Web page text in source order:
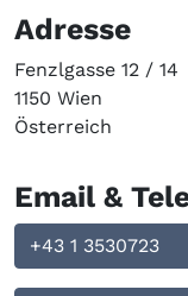
Adresse
Fenzlgasse 12 / 14
1150 Wien
Österreich
Email &
+43 1 3530723